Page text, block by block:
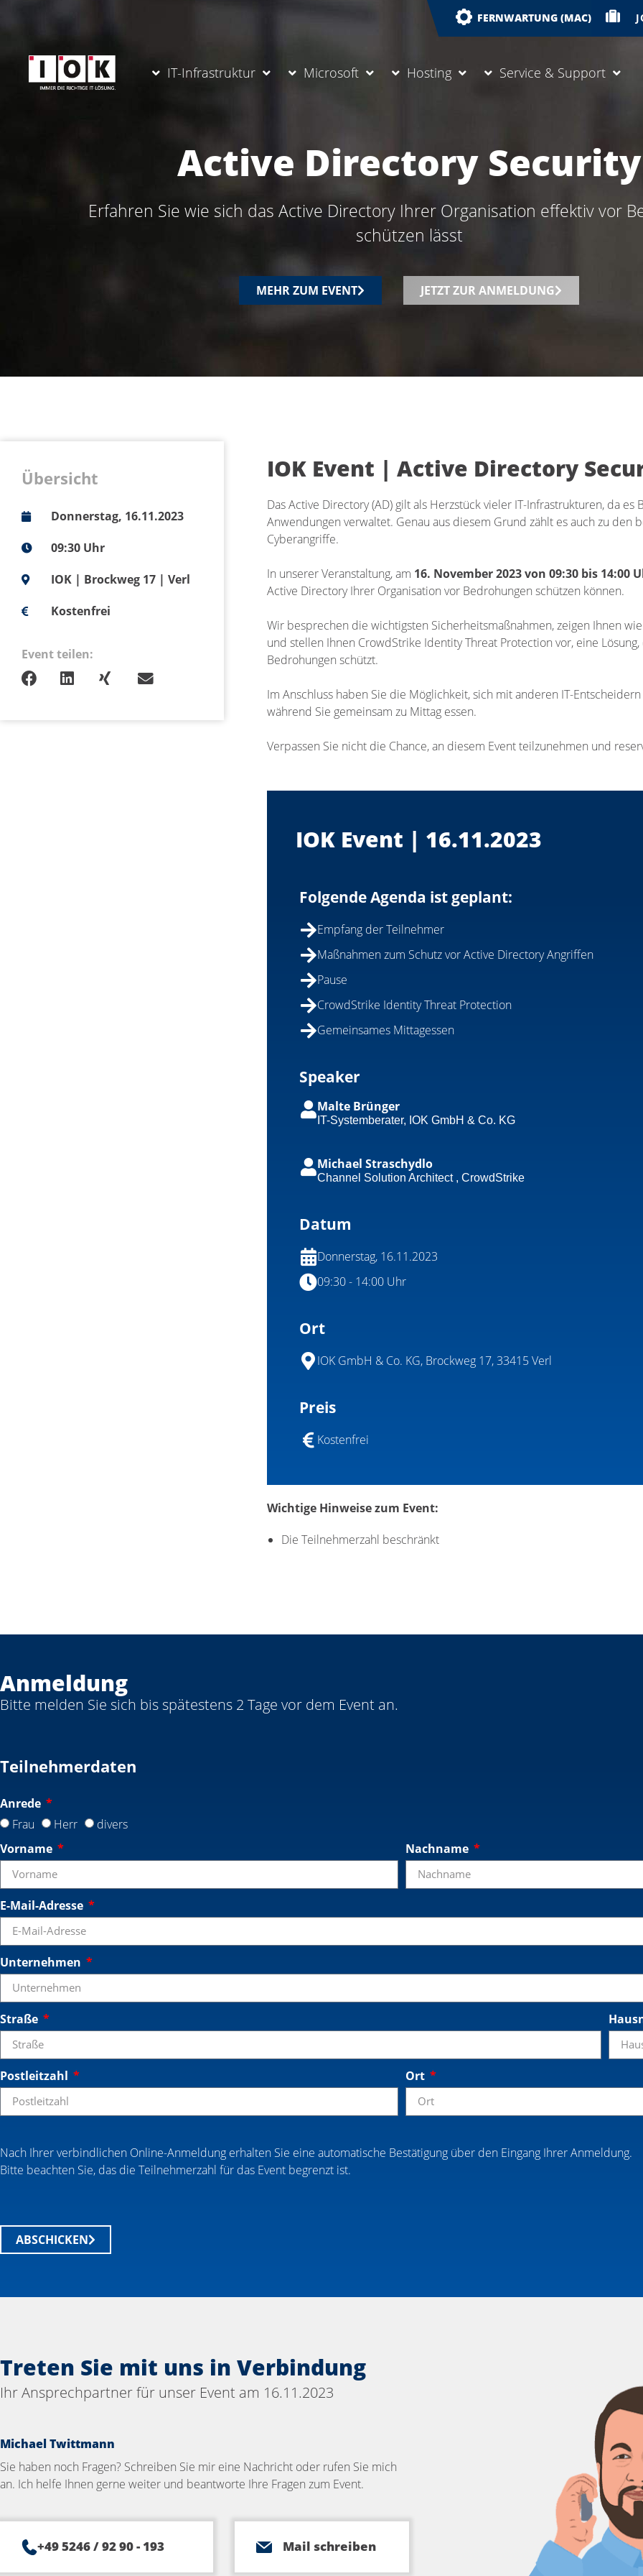
FERNWARTUNG (MAC)
IT-Infrastruktur Microsoft Hosting Service & Support
Active Directory Security
Erfahren Sie wie sich das Active Directory Ihrer Organisation effektiv vor
schützen lässt
MEHR ZUM EVENT JETZT ZUR ANMELDUNG
Übersicht
Donnerstag, 16.11.2023
09:30 Uhr
IOK | Brockweg 17 | Verl
Kostenfrei
Event teilen:
IOK Event | Active Directory
Das Active Directory (AD) gilt als Herzstück vieler IT-Infrastrukturen, da es
Anwendungen verwaltet. Genau aus diesem Grund zählt es auch zu den
Cyberangriffe.
In unserer Veranstaltung, am 16. November 2023 von 09:30 bis 14:00
Active Directory Ihrer Organisation vor Bedrohungen schützen können.
Wir besprechen die wichtigsten Sicherheitsmaßnahmen, zeigen Ihnen
und stellen Ihnen CrowdStrike Identity Threat Protection vor, eine
Bedrohungen schützt.
Im Anschluss haben Sie die Möglichkeit, sich mit anderen IT-
während Sie gemeinsam zu Mittag essen.
Verpassen Sie nicht die Chance, an diesem Event teilzunehmen und
IOK Event | 16.11.2023
Folgende Agenda ist geplant:
Empfang der Teilnehmer
Maßnahmen zum Schutz vor Active Directory Angriffen
Pause
CrowdStrike Identity Threat Protection
Gemeinsames Mittagessen
Speaker
Malte Brünger
IT-Systemberater, IOK GmbH & Co. KG
Michael Straschydlo
Channel Solution Architect , CrowdStrike
Datum
Donnerstag, 16.11.2023
09:30 - 14:00 Uhr
Ort
IOK GmbH & Co. KG, Brockweg 17, 33415 Verl
Preis
Kostenfrei
Wichtige Hinweise zum Event:
Die Teilnehmerzahl beschränkt
Anmeldung
Bitte melden Sie sich bis spätestens 2 Tage vor dem Event an.
Teilnehmerdaten
Anrede
Frau
Herr
divers
Vorname
Nachname
E-Mail-Adresse
Unternehmen
Straße
Postleitzahl Ort
Nach Ihrer verbindlichen Online-Anmeldung erhalten Sie eine automatische Bestätigung über den Eingang Ihrer Anmeldung.
Bitte beachten Sie, das die Teilnehmerzahl für das Event begrenzt ist.
ABSCHICKEN
Treten Sie mit uns in Verbindung
Ihr Ansprechpartner für unser Event am 16.11.2023
Michael Twittmann
Sie haben noch Fragen? Schreiben Sie mir eine Nachricht oder rufen Sie mich
an. Ich helfe Ihnen gerne weiter und beantworte Ihre Fragen zum Event.
+49 5246 / 92 90 - 193 Mail schreiben